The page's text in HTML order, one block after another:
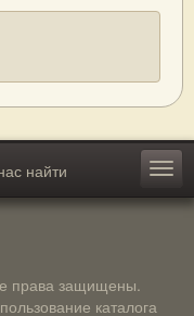
найти
права защищены.
каталога